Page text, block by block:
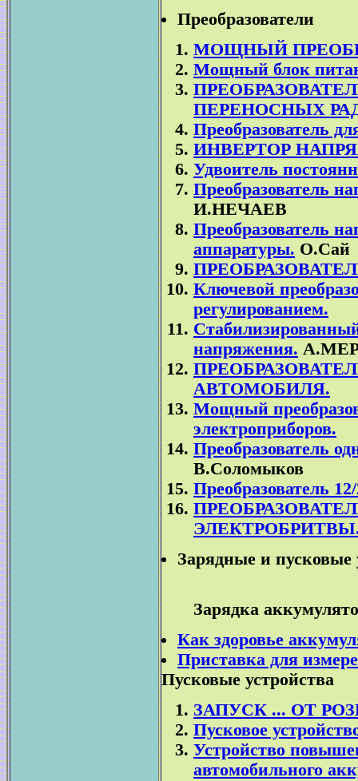
Преобразователи
МОЩНЫЙ
Мощный блок
ПЕРЕНОСНЫХ
Преобразователь
ИНВЕРТОР
Удвоитель
Преобразователь
И.НЕЧАЕВ
Преобразователь
аппаратуры. О.Сай
Ключевой
регулированием.
напряжения.
АВТОМОБИЛЯ.
Мощный
электроприборов.
Преобразователь
В.Соломыков
Преобразователь
Зарядные и пусковые
Зарядка
Как здоровье
Приставка для
Пусковые устройства
ЗАПУСК ... ОТ
Пусковое
Устройство
автомобильного